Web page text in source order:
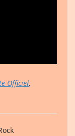
Officiel,